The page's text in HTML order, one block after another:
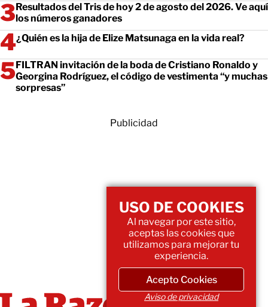
Resultados del Tris de hoy 2 de agosto del 2026. Ve aquí
los números ganadores
¿Quién es la hija de Elize Matsunaga en la vida real?
FILTRAN invitación de la boda de Cristiano Ronaldo y
Georgina Rodríguez, el código de vestimenta “y muchas
sorpresas”
Publicidad
USO DE COOKIES
Al navegar por este sitio,
aceptas las cookies que
utilizamos para mejorar tu
experiencia.
Acepto Cookies
Aviso de privacidad